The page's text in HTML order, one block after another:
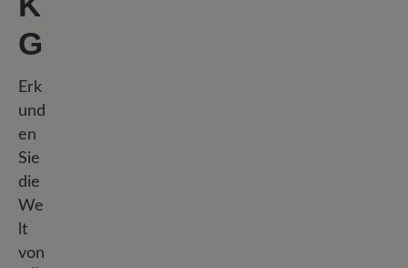
G
Erk
und
en
Sie
die
We
lt
von